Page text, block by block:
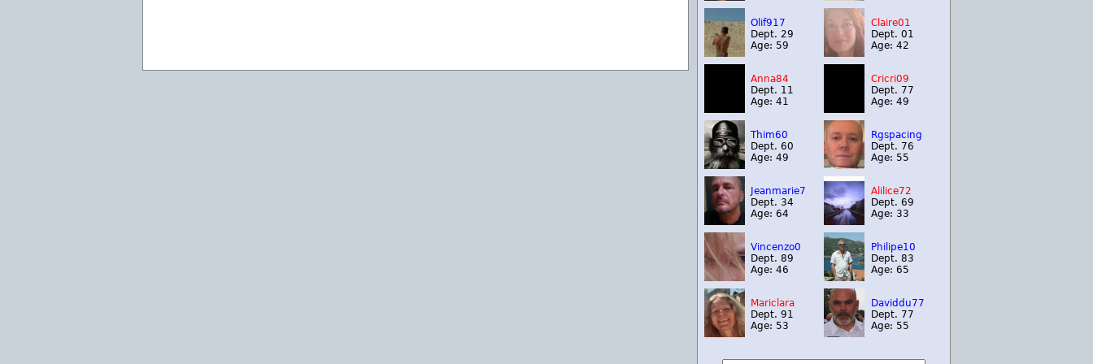
Olif917
Dept. 29
Age: 59
Claire01
Dept. 01
Age: 42
Anna84
Dept. 11
Age: 41
Cricri09
Dept. 77
Age: 49
Thim60
Dept. 60
Age: 49
Rgspacing
Dept. 76
Age: 55
Jeanmarie7
Dept. 34
Age: 64
Alilice72
Dept. 69
Age: 33
Vincenzo0
Dept. 89
Age: 46
Philipe10
Dept. 83
Age: 65
Mariclara
Dept. 91
Age: 53
Daviddu77
Dept. 77
Age: 55